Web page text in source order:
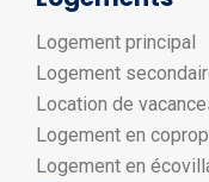
Logement principal
Logement
Location de
Logement en
Logement en